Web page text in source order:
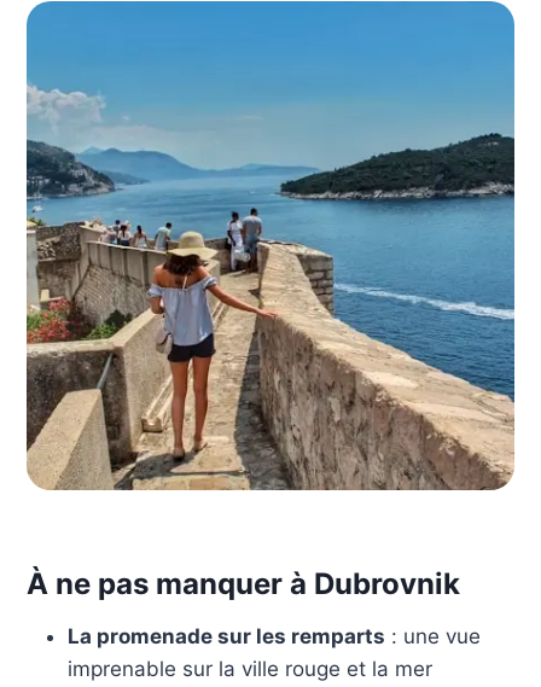
À ne pas manquer à Dubrovnik
La promenade sur les remparts : une vue
imprenable sur la ville rouge et la mer